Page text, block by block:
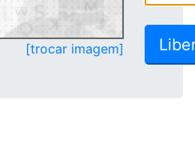
[trocar imagem]